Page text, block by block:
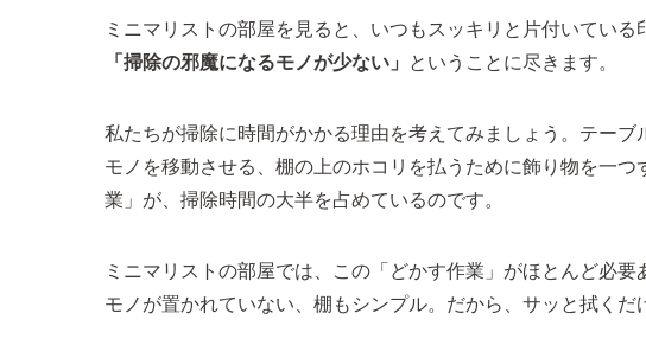
ミニマリストの部屋を見ると、いつもスッキリと片付いてい
「掃除の邪魔になるモノが少ない」
ということに尽きます。
私たちが掃除に時間がかかる理由を考えてみましょう。テー
モノを移動させる、棚の上のホコリを払うために飾り物を一
業」が、掃除時間の大半を占めているのです。
ミニマリストの部屋では、この「どかす作業」がほとんど必
モノが置かれていない、棚もシンプル。だから、サッと拭くだ